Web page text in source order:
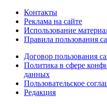
Контакты
Реклама на сайте
Использование
Правила пользования
Договор пользования
Политика в сфере
данных
Пользовательское
Редакция